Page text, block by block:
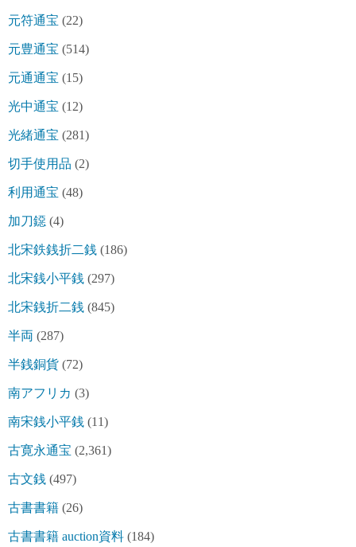
元符通宝 (22)
元豊通宝 (514)
元通通宝 (15)
光中通宝 (12)
光緒通宝 (281)
切手使用品 (2)
利用通宝 (48)
加刀鐚 (4)
北宋鉄銭折二銭 (186)
北宋銭小平銭 (297)
北宋銭折二銭 (845)
半両 (287)
半銭銅貨 (72)
南アフリカ (3)
南宋銭小平銭 (11)
古寛永通宝 (2,361)
古文銭 (497)
古書書籍 (26)
古書書籍 auction資料 (184)